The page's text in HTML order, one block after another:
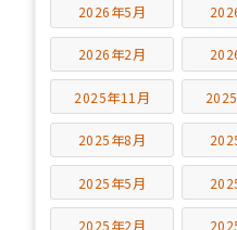
2026年5月
2026年2月
2025年11月
2025年8月
2025年5月
2025年2月